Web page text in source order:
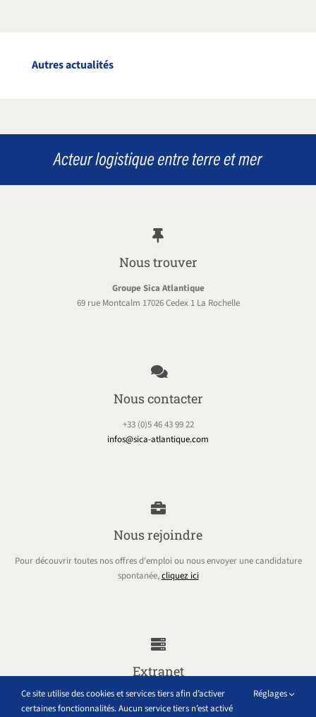
Autres actualités
Nous trouver
Groupe Sica Atlantique
69 rue Montcalm 17026 Cedex 1 La Rochelle
Nous contacter
+33 (0)5 46 43 99 22
infos@sica-atlantique.com
Nous rejoindre
Pour découvrir toutes nos offres d'emploi ou nous envoyer une candidature
spontanée,cliquez ici
Extranet
Accéder à tous les outils internes au groupe Sica Atlantique
Ce site utilise des cookies et services tiers afin d’activer
certaines fonctionnalités. Aucun service tiers n’est activé
Réglages